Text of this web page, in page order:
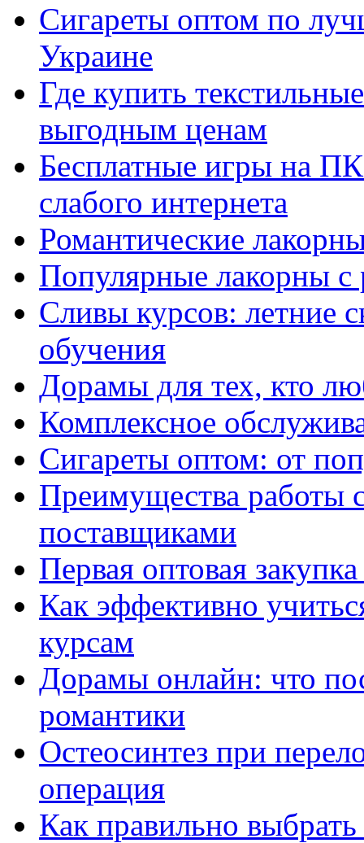
Сигареты оптом по
Украине
Где купить
выгодным ценам
Бесплатные игры на
слабого интернета
Романтические
Популярные лакорны с
Сливы курсов: летние
обучения
Дорамы для тех, кто
Комплексное
Сигареты оптом: от
Преимущества работы
поставщиками
Первая оптовая
Как эффективно
курсам
Дорамы онлайн: что
романтики
Остеосинтез при
операция
Как правильно